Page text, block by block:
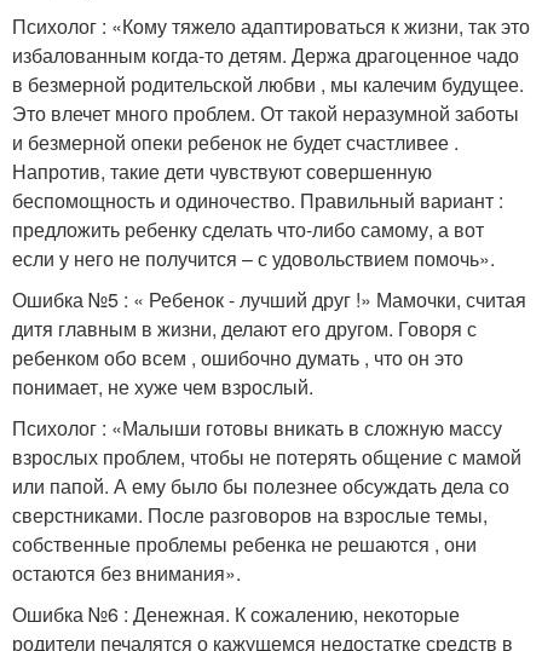
Психолог : «Кому тяжело адаптироваться к жизни, так это
избалованным когда-то детям. Держа драгоценное чадо
в безмерной родительской любви , мы калечим будущее.
Это влечет много проблем. От такой неразумной заботы
и безмерной опеки ребенок не будет счастливее .
Напротив, такие дети чувствуют совершенную
беспомощность и одиночество. Правильный вариант :
предложить ребенку сделать что-либо самому, а вот
если у него не получится – с удовольствием помочь».
Ошибка №5 : « Ребенок - лучший друг !» Мамочки, считая
дитя главным в жизни, делают его другом. Говоря с
ребенком обо всем , ошибочно думать , что он это
понимает, не хуже чем взрослый.
Психолог : «Малыши готовы вникать в сложную массу
взрослых проблем, чтобы не потерять общение с мамой
или папой. А ему было бы полезнее обсуждать дела со
сверстниками. После разговоров на взрослые темы,
собственные проблемы ребенка не решаются , они
остаются без внимания».
Ошибка №6 : Денежная. К сожалению, некоторые
родители печалятся о кажущемся недостатке средств в